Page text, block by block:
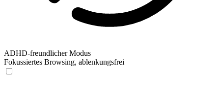
ADHD-freundlicher Modus
Fokussiertes Browsing, ablenkungsfrei